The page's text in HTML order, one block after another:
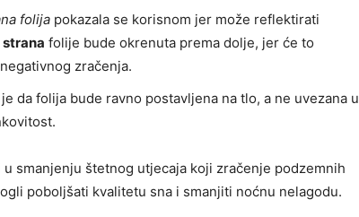
folija pokazala se korisnom jer može reflektirati
folije bude okrenuta prema dolje, jer će to
zračenja.
da folija bude ravno postavljena na tlo, a ne uvezana u
smanjenju štetnog utjecaja koji zračenje podzemnih
poboljšati kvalitetu sna i smanjiti noćnu nelagodu.